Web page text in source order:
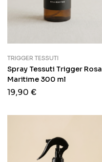
TRIGGER TESSUTI
Spray Tessuti Trigger Rosa
Maritime 300 ml
19,90 €